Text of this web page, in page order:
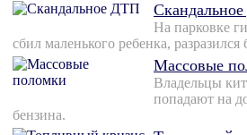
На парковке
сбил маленького ребенка,
Массовые
Владельцы
попадают на
бензина.